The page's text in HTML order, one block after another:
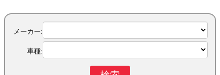
メーカー:
車種: